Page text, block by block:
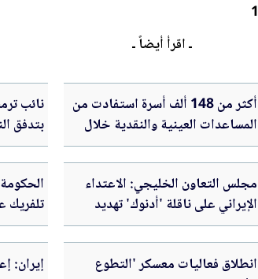
ـ اقرأ أيضاً ـ
أكثر من 148 ألف أسرة استفادت من
المساعدات العينية والنقدية خلال
النصف الأول من العام
نائب
بتدفق
مجلس التعاون الخليجي: الاعتداء
الإيراني على ناقلة 'أدنوك' تهديد
مباشر للملاحة البحرية
تلفريك
انطلاق فعاليات معسكر 'التطوع
إيران: